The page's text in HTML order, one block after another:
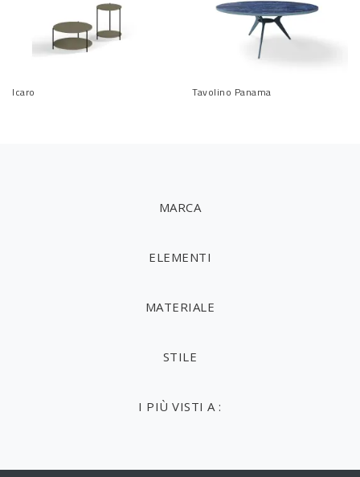
Icaro Tavolino Panama
MARCA
ELEMENTI
MATERIALE
STILE
I PIÙ VISTI A :